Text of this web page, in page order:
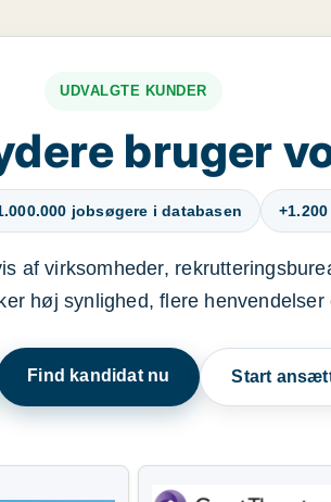
UDVALGTE KUNDER
bruger
jobsøgere i databasen
af virksomheder,
høj synlighed, flere henvendelser
Find kandidat nu Start